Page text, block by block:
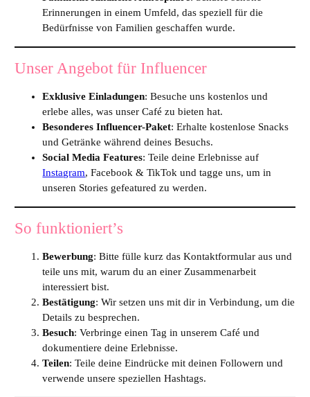
Erinnerungen in einem Umfeld, das speziell für die
Bedürfnisse von Familien geschaffen wurde.
Unser Angebot für Influencer
Exklusive Einladungen: Besuche uns kostenlos und
erlebe alles, was unser Café zu bieten hat.
Besonderes Influencer-Paket: Erhalte kostenlose Snacks
und Getränke während deines Besuchs.
Social Media Features: Teile deine Erlebnisse auf
Instagram, Facebook & TikTok und tagge uns, um in
unseren Stories gefeatured zu werden.
So funktioniert’s
Bewerbung: Bitte fülle kurz das Kontaktformular aus und
teile uns mit, warum du an einer Zusammenarbeit
interessiert bist.
Bestätigung: Wir setzen uns mit dir in Verbindung, um die
Details zu besprechen.
Besuch: Verbringe einen Tag in unserem Café und
dokumentiere deine Erlebnisse.
Teilen: Teile deine Eindrücke mit deinen Followern und
verwende unsere speziellen Hashtags.